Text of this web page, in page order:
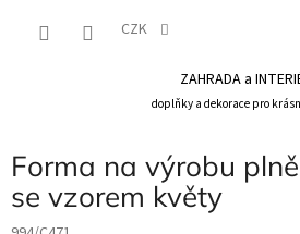
CZK
ZAHRADA a
doplňky a dekorace pro
Forma na výrobu
se vzorem květy